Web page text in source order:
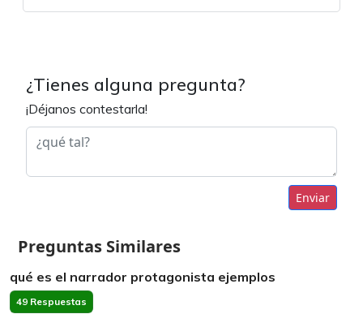
¿Tienes alguna pregunta?
¡Déjanos contestarla!
Enviar
Preguntas Similares
qué es el narrador protagonista ejemplos
49 Respuestas